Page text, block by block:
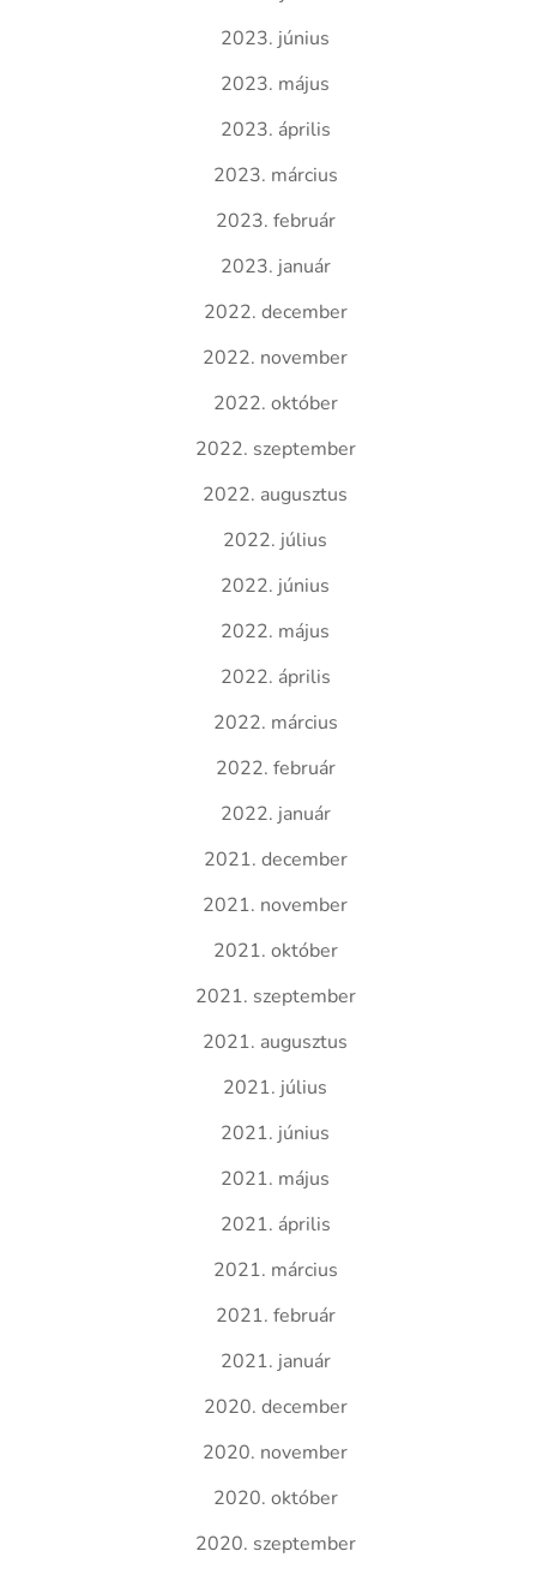
2023. június
2023. május
2023. április
2023. március
2023. február
2023. január
2022. december
2022. november
2022. október
2022. szeptember
2022. augusztus
2022. július
2022. június
2022. május
2022. április
2022. március
2022. február
2022. január
2021. december
2021. november
2021. október
2021. szeptember
2021. augusztus
2021. július
2021. június
2021. május
2021. április
2021. március
2021. február
2021. január
2020. december
2020. november
2020. október
2020. szeptember